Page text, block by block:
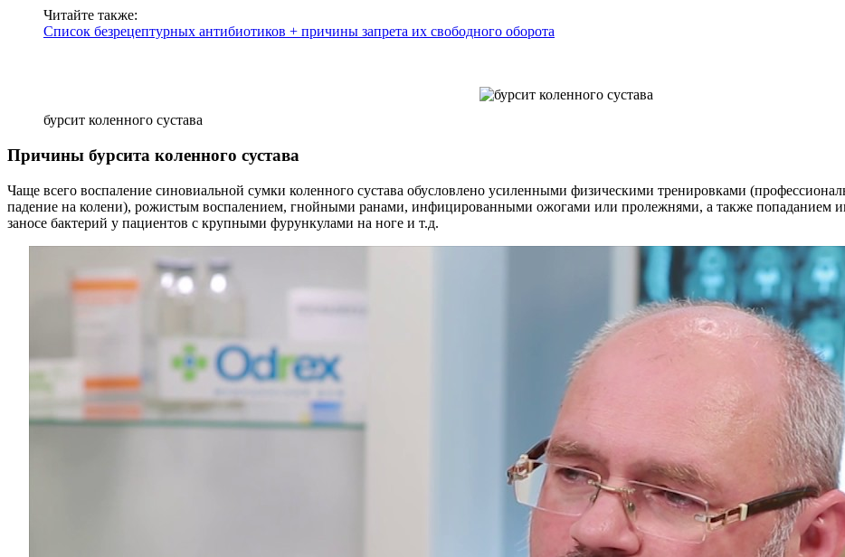
Читайте также:
Список безрецептурных антибиотиков + причины запрета их свободного оборота
бурсит коленного сустава
Причины бурсита коленного сустава
Чаще всего воспаление синовиальной сумки коленного сустава обусловлено усиленными физическими тренировками
падение на колени), рожистым воспалением, гнойными ранами, инфицированными ожогами или пролежнями, а также попаданием
заносе бактерий у пациентов с крупными фурункулами на ноге и т.д.